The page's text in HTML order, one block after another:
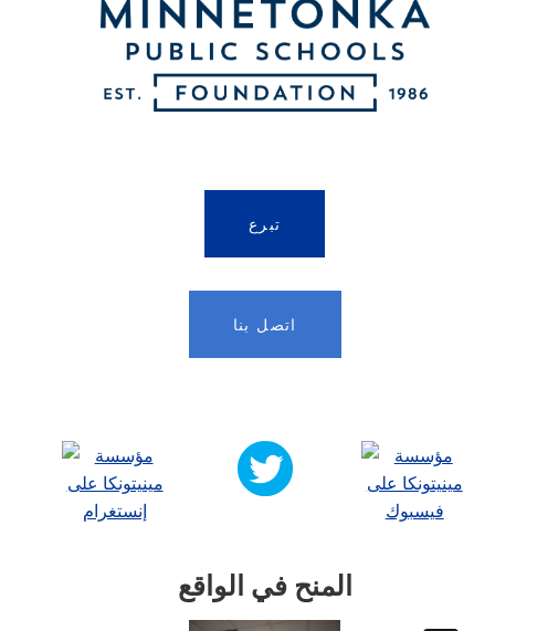
تأثير المؤسسة في مدرسة مونت هيل
تبرع
اتصل بنا
المنح في الواقع